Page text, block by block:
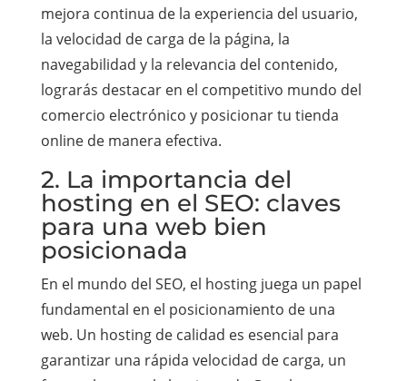
mejora continua de la experiencia del usuario,
la velocidad de carga de la página, la
navegabilidad y la relevancia del contenido,
lograrás destacar en el competitivo mundo del
comercio electrónico y posicionar tu tienda
online de manera efectiva.
2. La importancia del
hosting en el SEO: claves
para una web bien
posicionada
En el mundo del SEO, el hosting juega un papel
fundamental en el posicionamiento de una
web. Un hosting de calidad es esencial para
garantizar una rápida velocidad de carga, un